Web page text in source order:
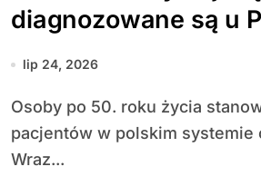
diagnozowane są u
50. roku życia
lip 24, 2026
Osoby po 50. roku życia stanowią istotną grupę
pacjentów w polskim systemie
Wraz...